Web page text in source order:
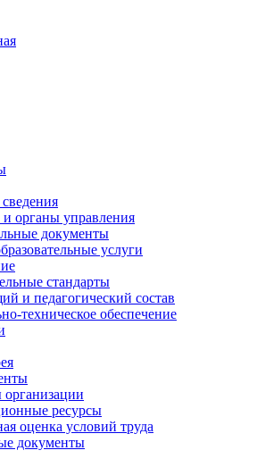
и органы управления
документы
услуги
стандарты
и педагогический состав
техническое обеспечение
организации
ресурсы
оценка условий труда
документы